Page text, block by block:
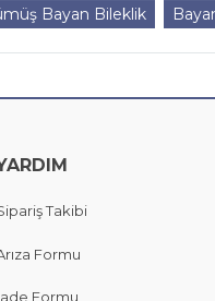
Bayan Bileklik
Takibi
Formu
Formu